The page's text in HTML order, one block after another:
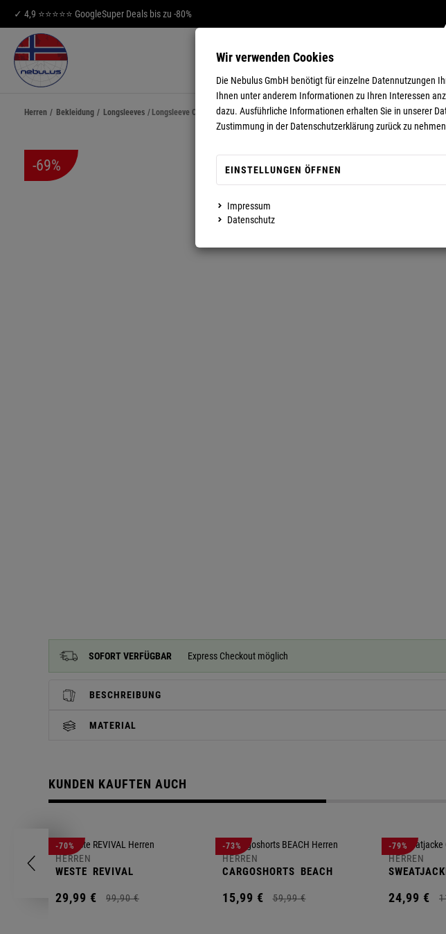
✓ 4,9 ⭐⭐⭐⭐⭐ GoogleSuper Deals bis zu -80%
HERREN DAMEN
Herren / Bekleidung / Longsleeves / Longsleeve CUP Herren
-69%
MEHR ANZEIGEN
SOFORT VERFÜGBAR Express Checkout möglich
BESCHREIBUNG
MATERIAL
KUNDEN KAUFTEN AUCH
-70%
HERREN
WESTE REVIVAL
29,99 € 99,90 €
-73%
HERREN
CARGOSHORTS BEACH
15,99 € 59,99 €
-79%
HERREN
24,99 €
Wir verwenden Cookies
Die Nebulus GmbH benötigt für einzelne Datennutzungen
Ihnen unter anderem Informationen zu Ihren Interessen
dazu. Ausführliche Informationen erhalten Sie in unserer
Zustimmung in der Datenschutzerklärung zurück zu
EINSTELLUNGEN ÖFFNEN
Impressum
Datenschutz